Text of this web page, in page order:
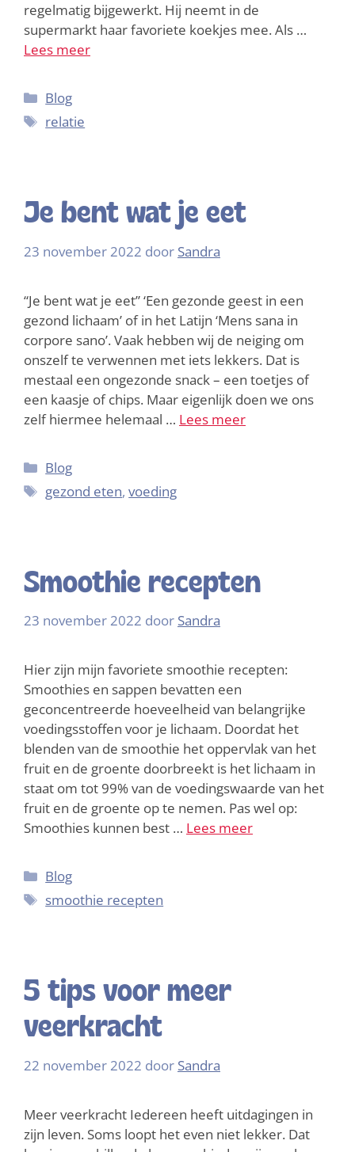
regelmatig bijgewerkt. Hij neemt in de
supermarkt haar favoriete koekjes mee. Als …
Lees meer
Blog
relatie
Je bent wat je eet
23 november 2022 door Sandra
“Je bent wat je eet” ‘Een gezonde geest in een
gezond lichaam’ of in het Latijn ‘Mens sana in
corpore sano’. Vaak hebben wij de neiging om
onszelf te verwennen met iets lekkers. Dat is
mestaal een ongezonde snack – een toetjes of
een kaasje of chips. Maar eigenlijk doen we ons
zelf hiermee helemaal … Lees meer
Blog
gezond eten,voeding
Smoothie recepten
23 november 2022 door Sandra
Hier zijn mijn favoriete smoothie recepten:
Smoothies en sappen bevatten een
geconcentreerde hoeveelheid van belangrijke
voedingsstoffen voor je lichaam. Doordat het
blenden van de smoothie het oppervlak van het
fruit en de groente doorbreekt is het lichaam in
staat om tot 99% van de voedingswaarde van het
fruit en de groente op te nemen. Pas wel op:
Smoothies kunnen best … Lees meer
Blog
smoothie recepten
5 tips voor meer
veerkracht
22 november 2022 door Sandra
Meer veerkracht Iedereen heeft uitdagingen in
zijn leven. Soms loopt het even niet lekker. Dat